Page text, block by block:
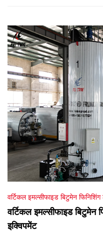
वर्टिकल इमल्सीफाइड बिटुमेन
वर्टिकल इमल्सीफाइड बिटुमेन
इक्विपमेंट